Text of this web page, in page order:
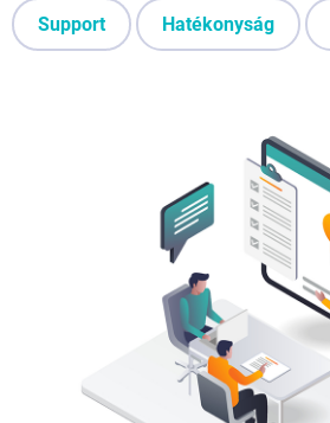
Support Hatékonyság